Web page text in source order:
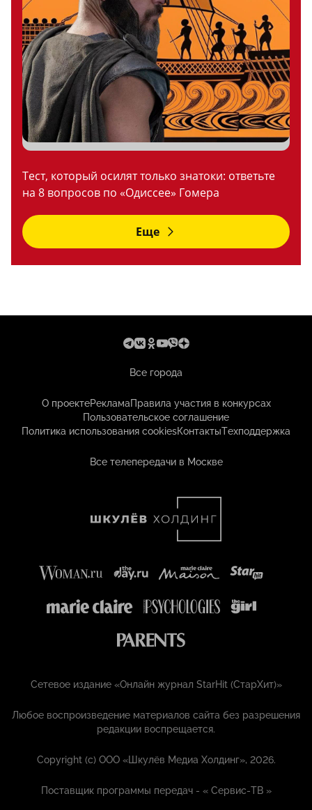
Тест, который осилят только знатоки: ответьте
на 8 вопросов по «Одиссее» Гомера
Еще
Все города
О проектеРекламаПравила участия в конкурсах
Пользовательское соглашение
Политика использования cookiesКонтактыТехподдержка
Все телепередачи в Москве
Сетевое издание «Онлайн журнал StarHit (СтарХит)»
Любое воспроизведение материалов сайта без разрешения
редакции воспрещается.
Copyright (с) ООО «Шкулёв Медиа Холдинг», 2026.
Поставщик программы передач - «Сервис-ТВ »